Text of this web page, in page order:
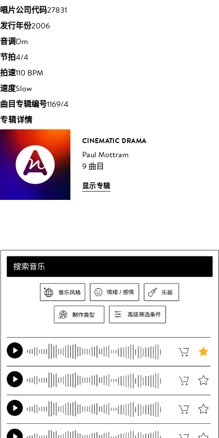
唱片公司代码27831
发行年份2006
音调Dm
节拍4/4
拍速110 BPM
速度Slow
曲目专辑编号1169/4
专辑详情
CINEMATIC DRAMA
Paul Mottram
9 曲目
显示专辑